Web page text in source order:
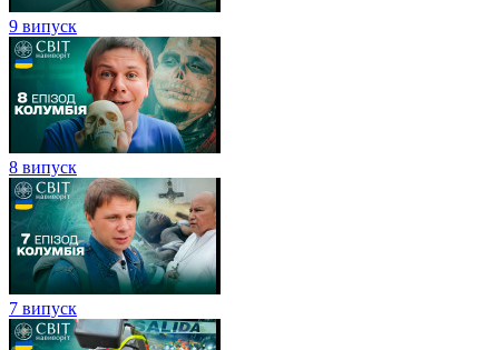
9 випуск
8 випуск
7 випуск